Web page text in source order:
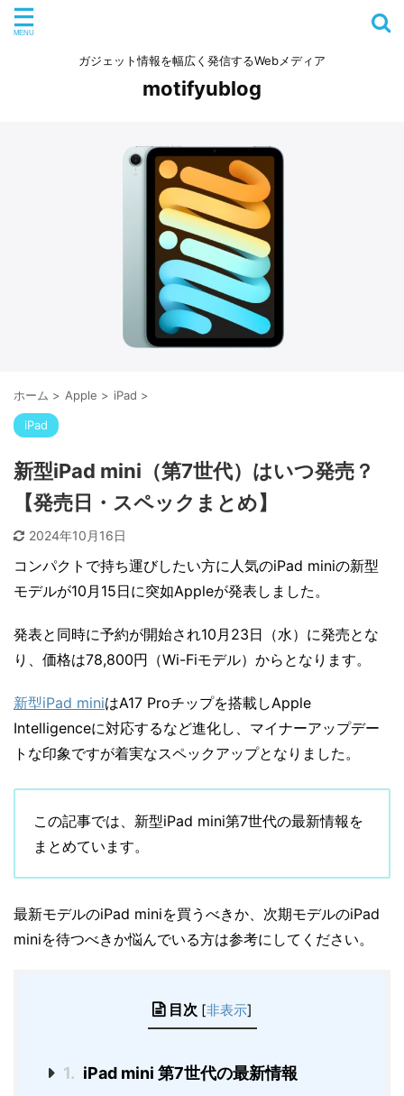
ガジェット情報を幅広く発信するWebメディア
motifyublog
ホーム > Apple > iPad >
iPad
新型iPad mini（第7世代）はいつ発売？
【発売日・スペックまとめ】
2024年10月16日
コンパクトで持ち運びしたい方に人気のiPad miniの新型
モデルが10月15日に突如Appleが発表しました。
発表と同時に予約が開始され10月23日（水）に発売とな
り、価格は78,800円（Wi-Fiモデル）からとなります。
新型iPad miniはA17 Proチップを搭載しApple
Intelligenceに対応するなど進化し、マイナーアップデー
トな印象ですが着実なスペックアップとなりました。
この記事では、新型iPad mini第7世代の最新情報を
まとめています。
最新モデルのiPad miniを買うべきか、次期モデルのiPad
miniを待つべきか悩んでいる方は参考にしてください。
目次 [非表示]
1. iPad mini 第7世代の最新情報